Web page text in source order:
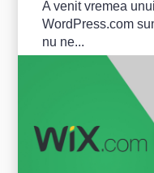
A venit vremea
WordPress.com
nu ne...